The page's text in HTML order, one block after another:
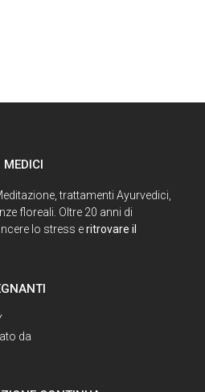
MEDICI
trattamenti Ayurvedici,
floreali. Oltre 20 anni di
lo stress eritrovare il
da